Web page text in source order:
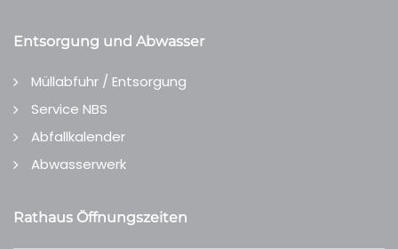
Entsorgung und Abwasser
Müllabfuhr / Entsorgung
Service NBS
Abfallkalender
Abwasserwerk
Rathaus Öffnungszeiten